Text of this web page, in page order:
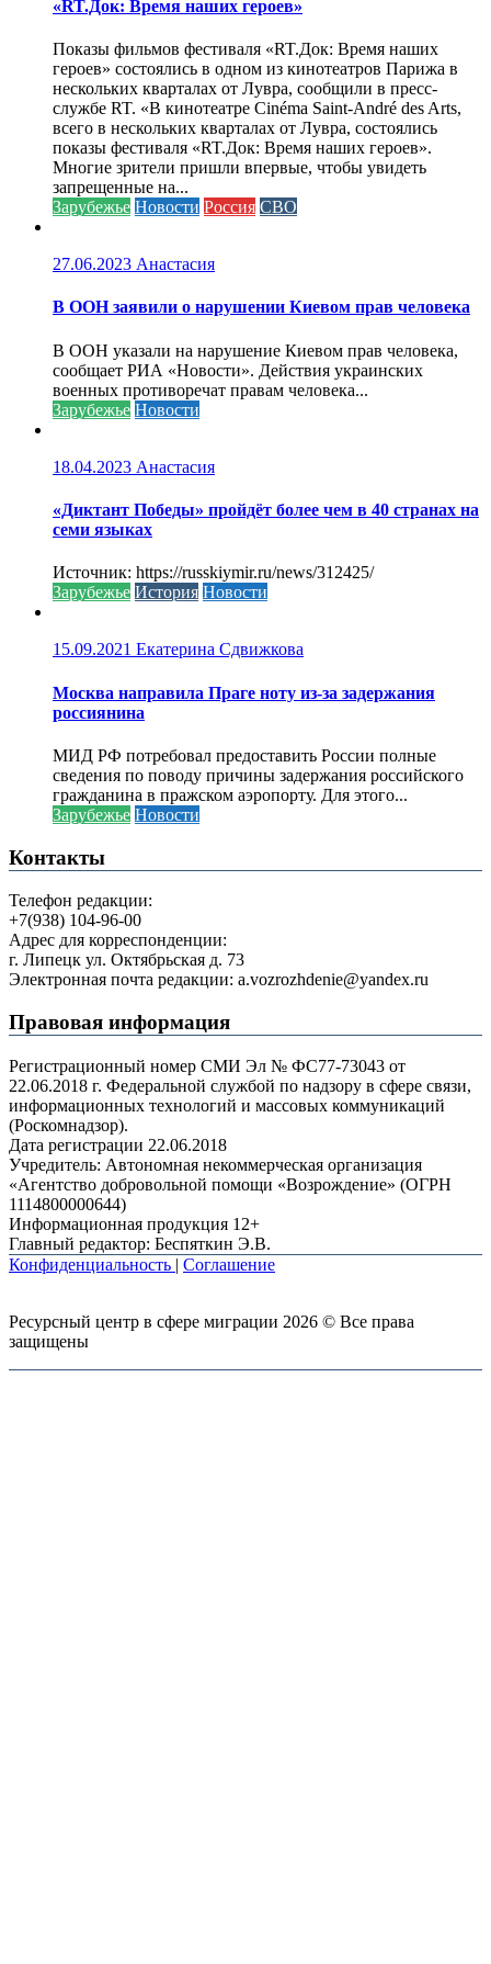
«RT.Док: Время наших героев»
Показы фильмов фестиваля «RT.Док: Время наших
героев» состоялись в одном из кинотеатров Парижа в
нескольких кварталах от Лувра, сообщили в пресс-
службе RT. «В кинотеатре Cinéma Saint-André des Arts,
всего в нескольких кварталах от Лувра, состоялись
показы фестиваля «RT.Док: Время наших героев».
Многие зрители пришли впервые, чтобы увидеть
запрещенные на...
Зарубежье Новости Россия СВО
27.06.2023 Анастасия
В ООН заявили о нарушении Киевом прав человека
В ООН указали на нарушение Киевом прав человека,
сообщает РИА «Новости». Действия украинских
военных противоречат правам человека...
Зарубежье Новости
18.04.2023 Анастасия
«Диктант Победы» пройдёт более чем в 40 странах на
семи языках
Источник: https://russkiymir.ru/news/312425/
Зарубежье История Новости
15.09.2021 Екатерина Сдвижкова
Москва направила Праге ноту из-за задержания
россиянина
МИД РФ потребовал предоставить России полные
сведения по поводу причины задержания российского
гражданина в пражском аэропорту. Для этого...
Зарубежье Новости
Контакты
Телефон редакции:
+7(938) 104-96-00
Адрес для корреспонденции:
г. Липецк ул. Октябрьская д. 73
Электронная почта редакции: a.vozrozhdenie@yandex.ru
Правовая информация
Регистрационный номер СМИ Эл № ФС77-73043 от
22.06.2018 г. Федеральной службой по надзору в сфере связи,
информационных технологий и массовых коммуникаций
(Роскомнадзор).
Дата регистрации 22.06.2018
Учредитель: Автономная некоммерческая организация
«Агентство добровольной помощи «Возрождение» (ОГРН
1114800000644)
Информационная продукция 12+
Главный редактор: Беспяткин Э.В.
Конфиденциальность | Соглашение
Ресурсный центр в сфере миграции 2026 © Все права
защищены